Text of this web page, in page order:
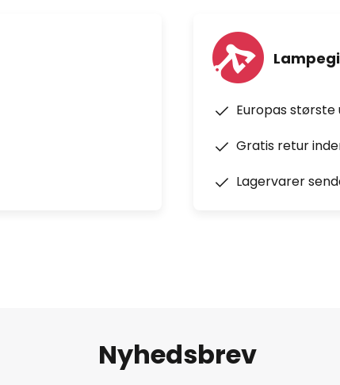
Europas
Gratis retur
Lagervarer
Nyhedsbrev